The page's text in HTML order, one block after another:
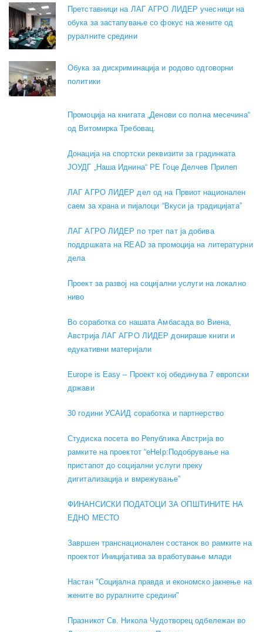
Претставници на ЛАГ АГРО ЛИДЕР учесници на
обука за застапување со фокус на жените од
руралните средини
Обука за дискриминација и родово одговорни
политики
Промоција на книгата „Денови со полна месечина“
од Витомирка Требовац.
Донација на спортски реквизити за градинката
ЈОУДГ „Наша Иднина“ РЕ Гоце Делчев Прилеп
ЛАГ АГРО ЛИДЕР дел од на Првиот национален
саем за храна и пијалоци “Вкуси ја традицијата”
ЛАГ АГРО ЛИДЕР по трет пат ја добива
поддршката на READ за промоција на литературни
дела
Проект за развој на социјални услуги на локално
ниво
Во соработка со нашата Амбасада во Виена,
Австрија ЛАГ АГРО ЛИДЕР донираше книги и
едукативни материјали
Europe is Easy – Проект кој обединува 7 европски
држави
30 години УСАИД соработка и партнерство
Студиска посета во Република Австрија во
рамките на проектот “eHelp:Подобрување на
пристапот до социјални услуги преку
дигитализација и вмрежување”
ФИНАНСИСКИ ПОДАТОЦИ ЗА ОПШТИНИТЕ НА
ЕДНО МЕСТО
Завршен транснационален состанок во рамките на
проектот Иницијатива за вработување млади
Настан "Социјална правда и економско јакнење на
жените во руралните средини"
Празникот Св. Никола Чудотворец одбележан во